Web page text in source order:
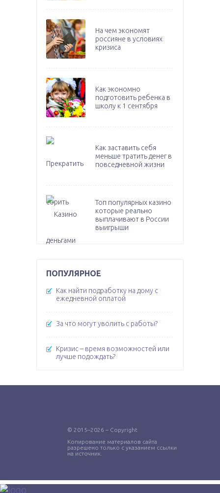
На чем экономят
россияне в условиях
кризиса
Как экономно
подготовить ребенка в
школу к 1 сентября
Как заставить себя
меньше тратить денег в
повседневной жизни
Топ популярных казино
которые реально
выплачивают в России
выигрыши
ПОПУЛЯРНОЕ
Как найти подработку на дому с
ежедневной оплатой
За что могут уволить с работы?
Кризис – время возможностей или
лучше подождать?
© 2015–2026 – Copyright
Копирование материалов сайта
разрешено только с указанием ссылки
на источник.